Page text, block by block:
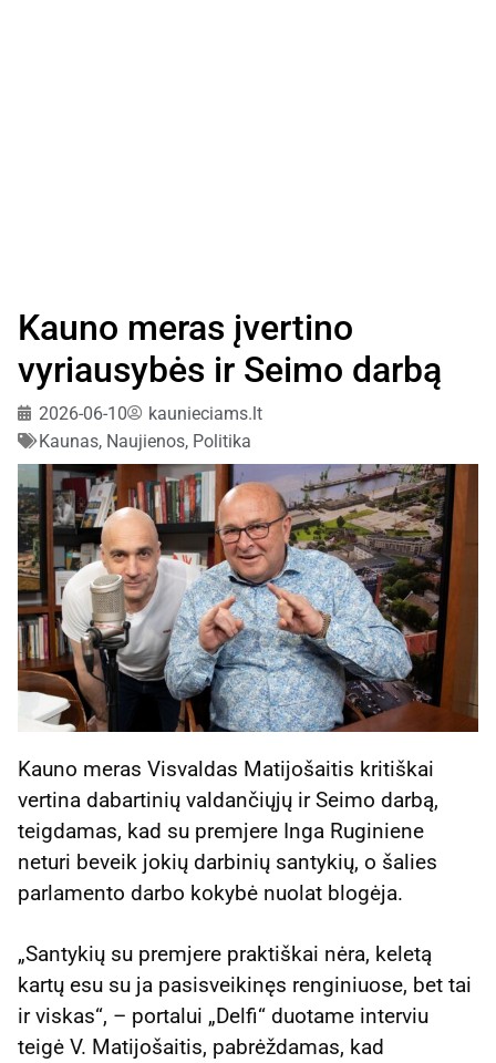
Kauno meras įvertino
vyriausybės ir Seimo darbą
2026-06-10
kaunieciams.lt
Kaunas, Naujienos, Politika
Kauno meras Visvaldas Matijošaitis kritiškai
vertina dabartinių valdančiųjų ir Seimo darbą,
teigdamas, kad su premjere Inga Ruginiene
neturi beveik jokių darbinių santykių, o šalies
parlamento darbo kokybė nuolat blogėja.
„Santykių su premjere praktiškai nėra, keletą
kartų esu su ja pasisveikinęs renginiuose, bet tai
ir viskas“, – portalui „Delfi“ duotame interviu
teigė V. Matijošaitis, pabrėždamas, kad